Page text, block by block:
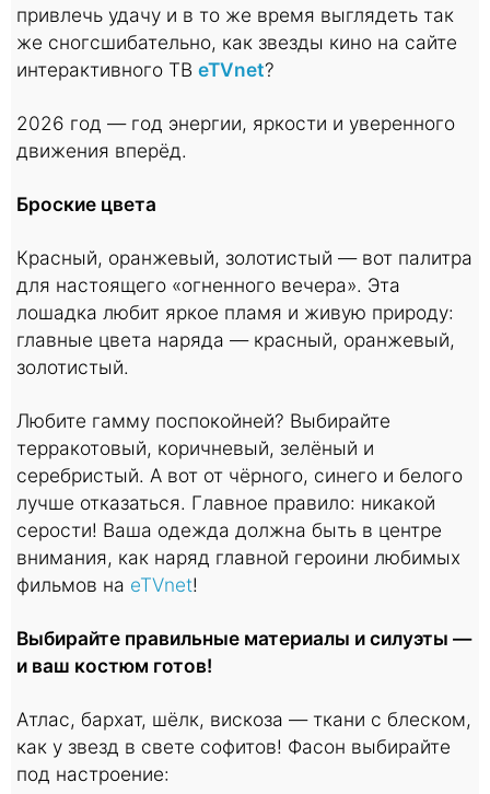
привлечь удачу и в то же время выглядеть так
же сногсшибательно, как звезды кино на сайте
интерактивного ТВ eTVnet?
2026 год — год энергии, яркости и уверенного
движения вперёд.
Броские цвета
Красный, оранжевый, золотистый — вот палитра
для настоящего «огненного вечера». Эта
лошадка любит яркое пламя и живую природу:
главные цвета наряда — красный, оранжевый,
золотистый.
Любите гамму поспокойней? Выбирайте
терракотовый, коричневый, зелёный и
серебристый. А вот от чёрного, синего и белого
лучше отказаться. Главное правило: никакой
серости! Ваша одежда должна быть в центре
внимания, как наряд главной героини любимых
фильмов на eTVnet!
Выбирайте правильные материалы и силуэты —
и ваш костюм готов!
Атлас, бархат, шёлк, вискоза — ткани с блеском,
как у звезд в свете софитов! Фасон выбирайте
под настроение: